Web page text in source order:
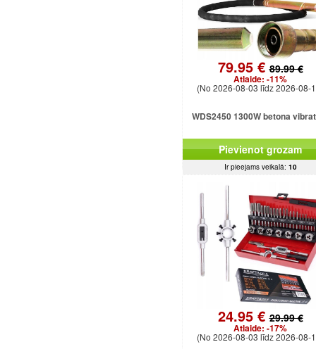
79.95 €89.99 €
Atlaide: -11%
(No 2026-08-03 līdz 2026-08-
WDS2450 1300W betona
Pievienot grozam
Ir pieejams veikalā: 10
24.95 €29.99 €
Atlaide: -17%
(No 2026-08-03 līdz 2026-08-